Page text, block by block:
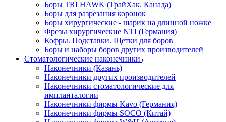
Боры TRI HAWK (ТрайХак. Канада)
Боры для разрезания коронок
Боры хирургические - шарик на длинной ножке
Фрезы хирургические NTI (Германия)
Кофры. Подставки. Щетки для боров
Боры и наборы боров других производителей
Стоматологические наконечники
Наконечники (Казань)
Наконечники других производителей
Наконечники стоматологические для
импланталогии
Наконечники фирмы Kavo (Германия)
Наконечники фирмы SOCO (Китай)